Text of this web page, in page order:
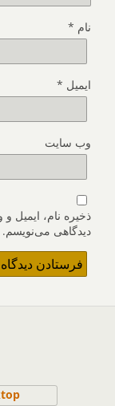
نام *
ایمیل *
وب‌ سایت
ذخیره نام، ایمیل
دیدگاهی می‌نویسم.